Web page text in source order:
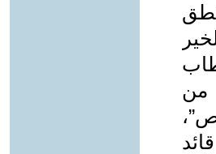
من